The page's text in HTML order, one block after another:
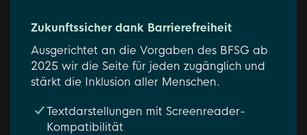
Zukunftssicher dank Barrierefreiheit
Ausgerichtet an die Vorgaben des BFSG ab
2025 wir die Seite für jeden zugänglich und
stärkt die Inklusion aller Menschen.
Textdarstellungen mit Screenreader-
Kompatibilität